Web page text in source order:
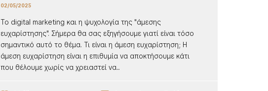
02/05/2025
Το digital marketing και η ψυχολογία της "άμεσης
ευχαρίστησης". Σήμερα θα σας εξηγήσουμε γιατί είναι τόσο
σημαντικό αυτό το θέμα. Τι είναι η άμεση ευχαρίστηση; Η
άμεση ευχαρίστηση είναι η επιθυμία να αποκτήσουμε κάτι
που θέλουμε χωρίς να χρειαστεί να...